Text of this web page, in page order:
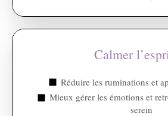
Calmer
Réduire les ruminations et
Mieux gérer les émotions et
serein